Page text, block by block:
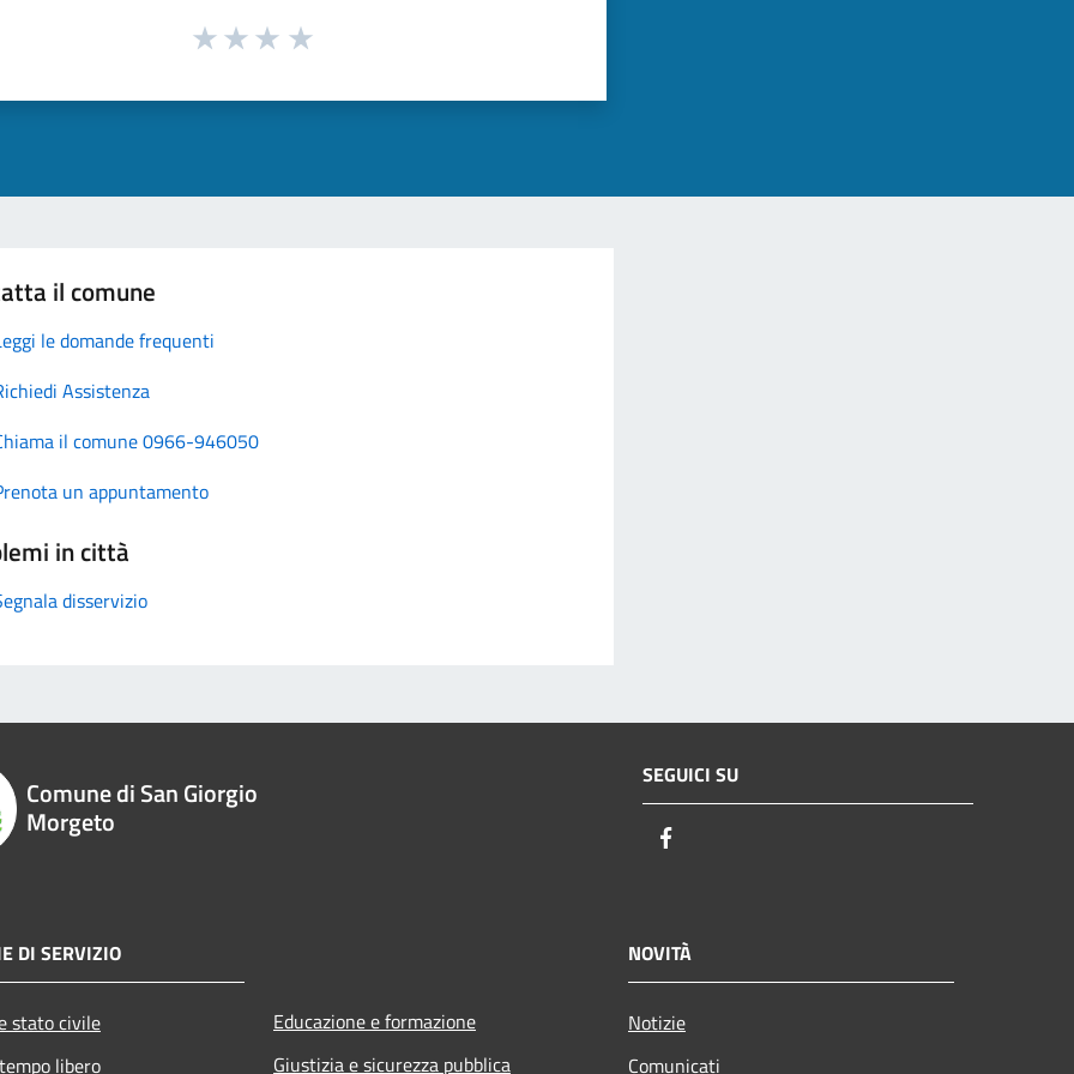
il comune
le domande frequenti
Assistenza
il comune 0966-946050
un appuntamento
in città
disservizio
Comune di San Giorgio
Morgeto
SEGUICI SU
DI SERVIZIO
stato civile
libero
Educazione e formazione
Giustizia e sicurezza pubblica
NOVITÀ
Notizie
Comunicati